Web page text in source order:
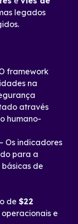
legados
framework
na
através
humano-
– Os indicadores
para a
de
de $22
operacionais e